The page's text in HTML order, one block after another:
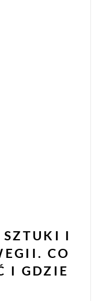
SZTUKI I
CO
I GDZIE